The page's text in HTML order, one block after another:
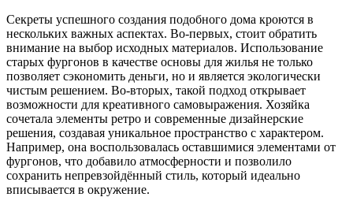
Секреты успешного создания подобного дома кроются в
нескольких важных аспектах. Во-первых, стоит обратить
внимание на выбор исходных материалов. Использование
старых фургонов в качестве основы для жилья не только
позволяет сэкономить деньги, но и является экологически
чистым решением. Во-вторых, такой подход открывает
возможности для креативного самовыражения. Хозяйка
сочетала элементы ретро и современные дизайнерские
решения, создавая уникальное пространство с характером.
Например, она воспользовалась оставшимися элементами от
фургонов, что добавило атмосферности и позволило
сохранить непревзойдённый стиль, который идеально
вписывается в окружение.